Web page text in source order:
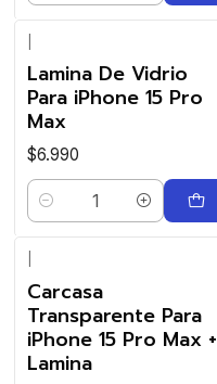
Lamina De Vidrio
Para iPhone 15 Pro
Max
$6.990
Cantidad
Carcasa
Transparente Para
iPhone 15 Pro Max +
Lamina